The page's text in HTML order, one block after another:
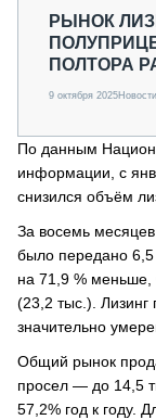
О ПРОЕКТЕ
РЫНОК
ПОЛТОРА
9 октября 2025Новости
По данным
информации, с
снизился объём
За восемь
было передано 6,5
на 71,9 % меньше,
(23,2 тыс.).
значительно
Общий рынок
просел — до 14,5
57,2% год к году.